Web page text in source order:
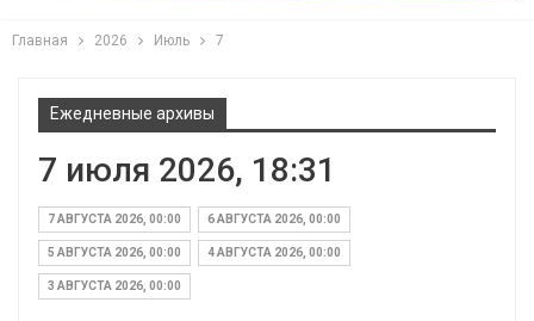
Главная 2026 Июль 7
Ежедневные архивы
7 июля 2026, 18:31
7 АВГУСТА 2026, 00:00 6 АВГУСТА 2026, 00:00
5 АВГУСТА 2026, 00:00 4 АВГУСТА 2026, 00:00
3 АВГУСТА 2026, 00:00